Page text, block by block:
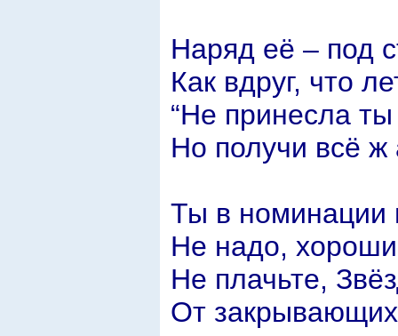
Наряд её – под
Как вдруг, что
“Не принесла
Но получи всё ж
Ты в номинации
Не надо,
Не плачьте,
От закрывающих